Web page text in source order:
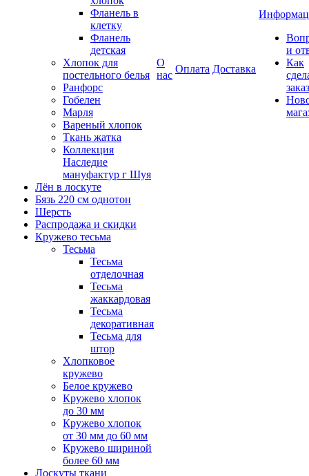
Фланель в
клетку
Фланель
детская
Хлопок для
постельного белья
Ранфорс
Гобелен
Марля
Вареный хлопок
Ткань жатка
Коллекция
Наследие
мануфактур г Шуя
Лён в лоскуте
Бязь 220 см однотон
Шерсть
Распродажа и скидки
Кружево тесьма
Тесьма
Тесьма
отделочная
Тесьма
жаккардовая
Тесьма
декоративная
Тесьма для
штор
Хлопковое
кружево
Белое кружево
Кружево хлопок
до 30 мм
Кружево хлопок
от 30 мм до 60 мм
Кружево шириной
более 60 мм
Лоскуты ткани
О
нас
Оплата Доставка
и
Как
заказ